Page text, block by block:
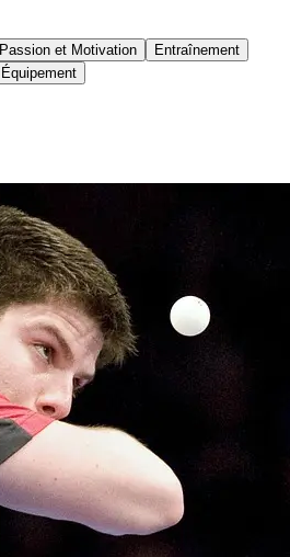
Passion et Motivation
Entraînement
Équipement